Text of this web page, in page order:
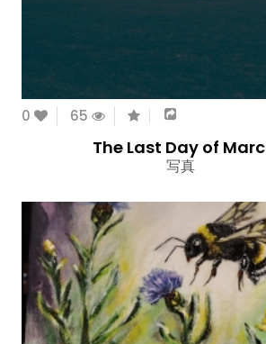
0 65
The Last Day of Marc
写真